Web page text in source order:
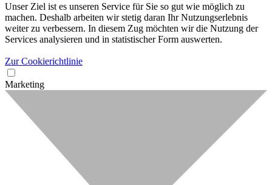
Unser Ziel ist es unseren Service für Sie so gut wie möglich zu
machen. Deshalb arbeiten wir stetig daran Ihr Nutzungserlebnis
weiter zu verbessern. In diesem Zug möchten wir die Nutzung der
Services analysieren und in statistischer Form auswerten.
Zur Cookierichtlinie
Marketing